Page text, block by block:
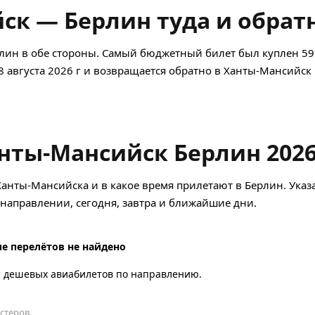
— Берлин туда и
в обе стороны. Самый бюджетный билет был куплен
2026 г и возвращается обратно в Ханты-Мансийск
Мансийск Берлин
Мансийска и в какое время прилетают в Берлин.
сегодня, завтра и ближайшие дни.
перелётов не найдено
дешевых авиабилетов по направлению.